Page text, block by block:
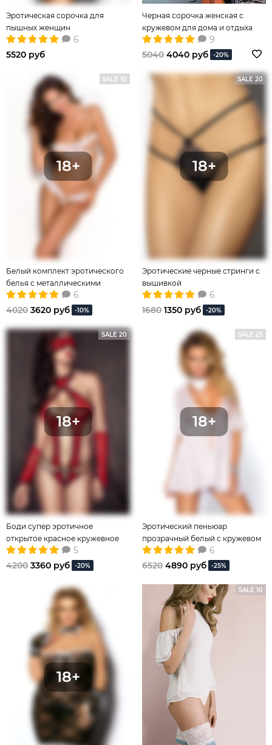
Эротическая сорочка для
пышных женщин
6
5520 руб
Черная сорочка женская с
кружевом для дома и отдыха
9
5040 4040 руб -20%
SALE 10
Белый комплект эротического
белья с металлическими
украшениями
6
4020 3620 руб -10%
SALE 20
Эротические черные стринги с
вышивкой
6
1680 1350 руб -20%
SALE 20
Боди супер эротичное
открытое красное кружевное
5
4200 3360 руб -20%
SALE 25
Эротический пеньюар
прозрачный белый с кружевом
6
6520 4890 руб -25%
SALE 10